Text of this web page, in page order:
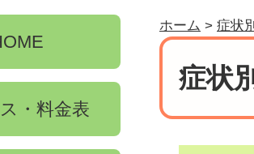
ホーム > 症状
症状
・料金表